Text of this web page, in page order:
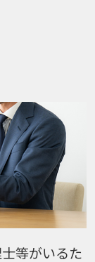
等がいるた